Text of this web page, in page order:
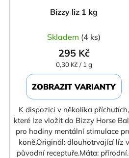
Bizzy liz 1 kg
Skladem (4 ks)
295 Kč
Měrná
cena:
0,30 Kč / 1 g
ZOBRAZIT VARIANTY
K dispozici v několika příchutích,
které lze vložit do Bizzy Horse
pro hodiny mentální stimulace
koně.Originál: dlouhotrvající líz v
původní receptuře.Máta: